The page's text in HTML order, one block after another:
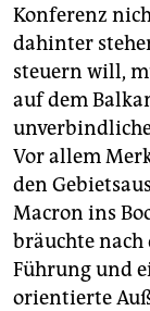
Konferenz
dahinter
steuern will,
auf dem
Vor allem
den
Macron ins
bräuchte
Führung und
orientierte